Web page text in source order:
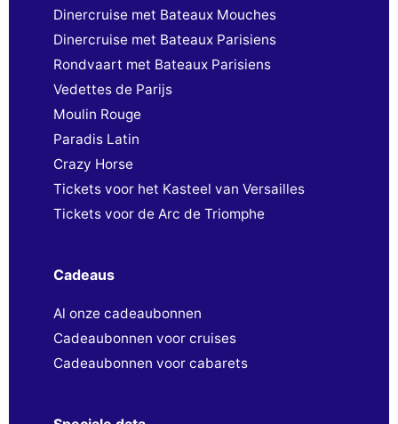
Dinercruise met Bateaux Mouches
Dinercruise met Bateaux Parisiens
Rondvaart met Bateaux Parisiens
Vedettes de Parijs
Moulin Rouge
Paradis Latin
Crazy Horse
Tickets voor het Kasteel van Versailles
Tickets voor de Arc de Triomphe
Cadeaus
Al onze cadeaubonnen
Cadeaubonnen voor cruises
Cadeaubonnen voor cabarets